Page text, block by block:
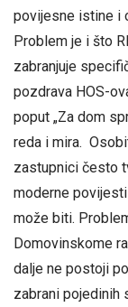
povijesne istine i
Problem je i što
zabranjuje
pozdrava HOS-
poput „Za dom
reda i mira.
zastupnici često
moderne
može biti.
Domovinskome
dalje ne postoji
zabrani pojedinih